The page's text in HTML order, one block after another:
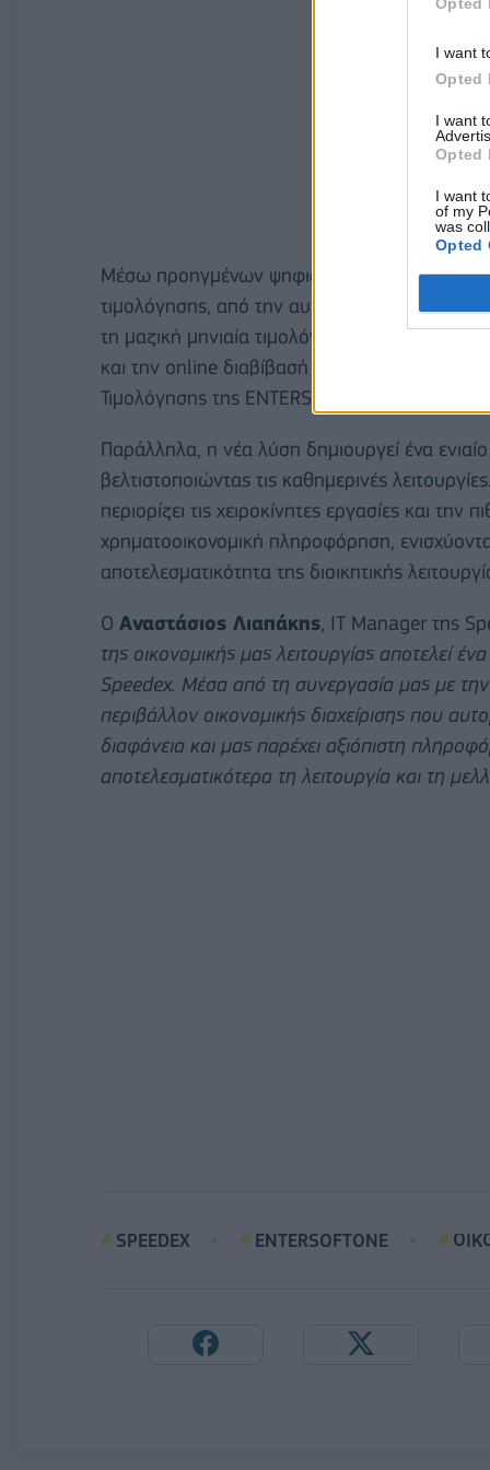
I want
Opted
I want
Opted
I want
of my
was
Opted
Μέσω προηγμένων ψηφιακών λειτουργιών,
τιμολόγησης, από την αυτόματη εισαγωγή
τη μαζική μηνιαία τιμολόγηση έως την
και την online διαβίβασή τους στην
Τιμολόγησης της ENTERSOFTONE.
Παράλληλα, η νέα λύση δημιουργεί ένα ενιαίο
βελτιστοποιώντας τις καθημερινές
περιορίζει τις χειροκίνητες εργασίες και
χρηματοοικονομική πληροφόρηση,
αποτελεσματικότητα της διοικητικής
Ο Αναστάσιος Λιαπάκης, IT Manager της
της οικονομικής μας λειτουργίας αποτελεί
Speedex. Μέσα από τη συνεργασία μας με
περιβάλλον οικονομικής διαχείρισης που
διαφάνεια και μας παρέχει αξιόπιστη
αποτελεσματικότερα τη λειτουργία και τη
SPEEDEX ENTERSOFTONE